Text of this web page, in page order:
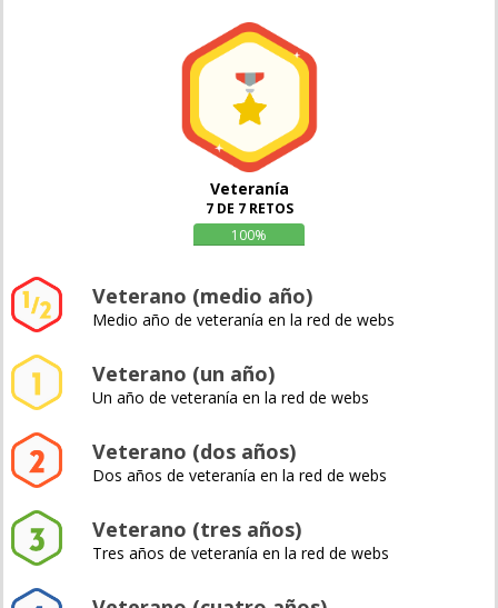
Veteranía
7 DE 7 RETOS
100%
Veterano (medio año)
Medio año de veteranía en la red de webs
Veterano (un año)
Un año de veteranía en la red de webs
Veterano (dos años)
Dos años de veteranía en la red de webs
Veterano (tres años)
Tres años de veteranía en la red de webs